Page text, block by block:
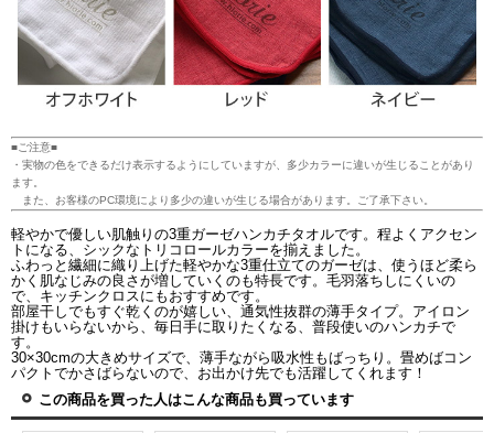
■ご注意■
・実物の色をできるだけ表示するようにしていますが、多少カラーに違いが生じることがあり
ます。
また、お客様のPC環境により多少の違いが生じる場合があります。ご了承下さい。
軽やかで優しい肌触りの3重ガーゼハンカチタオルです。程よくアクセン
トになる、シックなトリコロールカラーを揃えました。
ふわっと繊細に織り上げた軽やかな3重仕立てのガーゼは、使うほど柔ら
かく肌なじみの良さが増していくのも特長です。毛羽落ちしにくいの
で、キッチンクロスにもおすすめです。
部屋干しでもすぐ乾くのが嬉しい、通気性抜群の薄手タイプ。アイロン
掛けもいらないから、毎日手に取りたくなる、普段使いのハンカチで
す。
30×30cmの大きめサイズで、薄手ながら吸水性もばっちり。畳めばコン
パクトでかさばらないので、お出かけ先でも活躍してくれます！
この商品を買った人はこんな商品も買っています